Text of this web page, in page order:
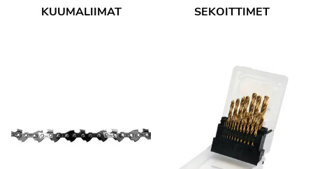
KUUMALIIMAT SEKOITTIMET